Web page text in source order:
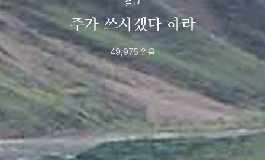
설교
주가 쓰시겠다 하라
2020년
6월
5일
49,975 읽음